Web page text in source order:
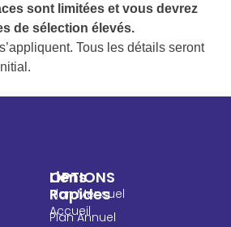
sont limitées et vous devrez
de sélection élevés.
Tous les détails seront
OPTIONS
Plan Mensuel
Plan Annuel
Liens
Rapides
Accueil